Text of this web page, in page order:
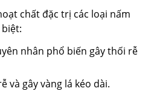
chất đặc trị các loại nấm
nhân phổ biến gây thối rễ
và gây vàng lá kéo dài.